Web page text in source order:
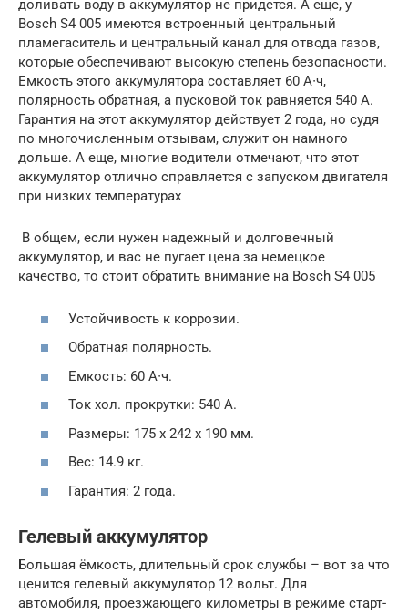
доливать воду в аккумулятор не придется. А еще, у
Bosch S4 005 имеются встроенный центральный
пламегаситель и центральный канал для отвода газов,
которые обеспечивают высокую степень безопасности.
Емкость этого аккумулятора составляет 60 А∙ч,
полярность обратная, а пусковой ток равняется 540 А.
Гарантия на этот аккумулятор действует 2 года, но судя
по многочисленным отзывам, служит он намного
дольше. А еще, многие водители отмечают, что этот
аккумулятор отлично справляется с запуском двигателя
при низких температурах
В общем, если нужен надежный и долговечный
аккумулятор, и вас не пугает цена за немецкое
качество, то стоит обратить внимание на Bosch S4 005
Устойчивость к коррозии.
Обратная полярность.
Емкость: 60 А∙ч.
Ток хол. прокрутки: 540 А.
Размеры: 175 х 242 х 190 мм.
Вес: 14.9 кг.
Гарантия: 2 года.
Гелевый аккумулятор
Большая ёмкость, длительный срок службы – вот за что
ценится гелевый аккумулятор 12 вольт. Для
автомобиля, проезжающего километры в режиме старт-